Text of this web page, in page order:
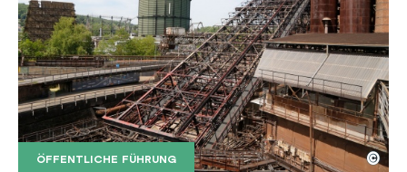
ÖFFENTLICHE FÜHRUNG ©